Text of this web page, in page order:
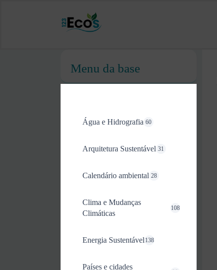
Menu da base
Água e Hidrografia 60
Arquitetura Sustentável 31
Calendário ambiental 28
Clima e Mudanças
Climáticas
108
Energia Sustentável 138
Países e cidades